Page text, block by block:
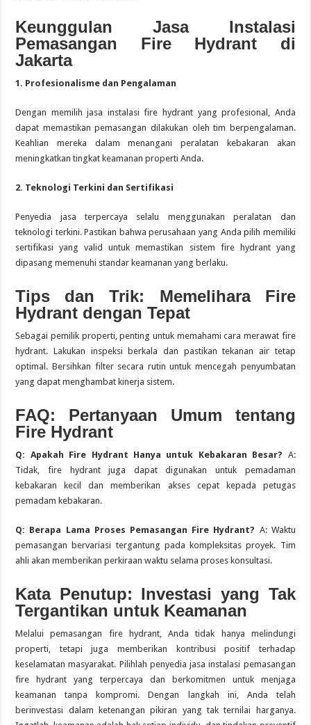
Keunggulan Jasa Instalasi
Pemasangan Fire Hydrant di
Jakarta
1. Profesionalisme dan Pengalaman
Dengan memilih jasa instalasi fire hydrant yang profesional, Anda
dapat memastikan pemasangan dilakukan oleh tim berpengalaman.
Keahlian mereka dalam menangani peralatan kebakaran akan
meningkatkan tingkat keamanan properti Anda.
2. Teknologi Terkini dan Sertifikasi
Penyedia jasa terpercaya selalu menggunakan peralatan dan
teknologi terkini. Pastikan bahwa perusahaan yang Anda pilih memiliki
sertifikasi yang valid untuk memastikan sistem fire hydrant yang
dipasang memenuhi standar keamanan yang berlaku.
Tips dan Trik: Memelihara Fire
Hydrant dengan Tepat
Sebagai pemilik properti, penting untuk memahami cara merawat fire
hydrant. Lakukan inspeksi berkala dan pastikan tekanan air tetap
optimal. Bersihkan filter secara rutin untuk mencegah penyumbatan
yang dapat menghambat kinerja sistem.
FAQ: Pertanyaan Umum tentang
Fire Hydrant
Q: Apakah Fire Hydrant Hanya untuk Kebakaran Besar? A:
Tidak, fire hydrant juga dapat digunakan untuk pemadaman
kebakaran kecil dan memberikan akses cepat kepada petugas
pemadam kebakaran.
Q: Berapa Lama Proses Pemasangan Fire Hydrant? A: Waktu
pemasangan bervariasi tergantung pada kompleksitas proyek. Tim
ahli akan memberikan perkiraan waktu selama proses konsultasi.
Kata Penutup: Investasi yang Tak
Tergantikan untuk Keamanan
Melalui pemasangan fire hydrant, Anda tidak hanya melindungi
properti, tetapi juga memberikan kontribusi positif terhadap
keselamatan masyarakat. Pilihlah penyedia jasa instalasi pemasangan
fire hydrant yang terpercaya dan berkomitmen untuk menjaga
keamanan tanpa kompromi. Dengan langkah ini, Anda telah
berinvestasi dalam ketenangan pikiran yang tak ternilai harganya.